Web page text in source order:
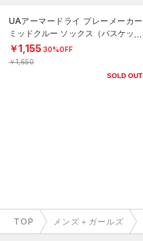
UAアーマードライ プレーメーカー
ミッドクルー ソックス（バスケット
ボール/UNISEX）
￥1,155 30%OFF
￥1,650
SOLD OUT
TOP メンズ＋ガールズ